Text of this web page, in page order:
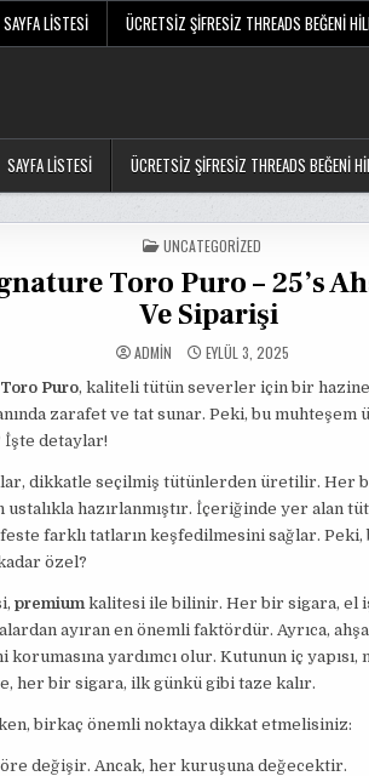
SAYFA LISTESI ÜCRETSIZ ŞIFRESIZ THREADS BEĞENI
SAYFA LISTESI ÜCRETSIZ ŞIFRESIZ THREADS BEĞENI
POSTED
IN
UNCATEGORIZED
Toro Puro – 25’s
Ve Siparişi
ADMIN EYLÜL 3, 2025
Puro, kaliteli tütün severler için bir
zarafet ve tat sunar. Peki, bu muhteşem
İşte detaylar!
dikkatle seçilmiş tütünlerden üretilir. Her
ustalıkla hazırlanmıştır. İçeriğinde yer alan
farklı tatların keşfedilmesini sağlar.
özel?
premiumkalitesi ile bilinir. Her bir sigara, el
ayıran en önemli faktördür. Ayrıca,
yardımcı olur. Kutunun iç yapısı,
her bir sigara, ilk günkü gibi taze kalır.
birkaç önemli noktaya dikkat etmelisiniz:
değişir. Ancak, her kuruşuna değecektir.